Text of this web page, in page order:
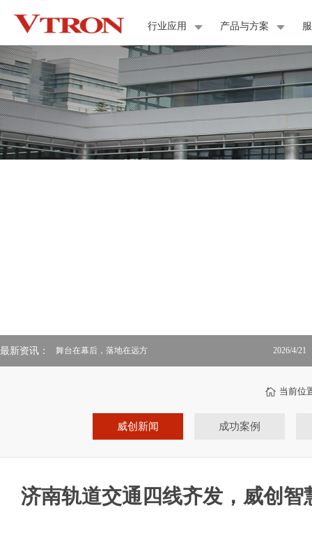
行业应用 产品与方案
最新资讯： 2026/3/31
会“听话”的电网大屏：威创AI超融屏在国网某调度中心正式
当前位
威创新闻 成功案例
济南轨道交通四线齐发，威创智